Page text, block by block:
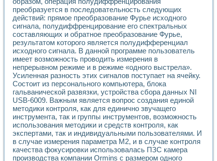
Применение LabVIEW для исследования течения в
Создание виртуальной работы «Изучение магнитных
Обратный маятник
Устройство для изучения основ интерфейсов обмена по
Лабораторный практикум: изучение адиабатического
Стенд для исследования электрических переходных
Система статистической обработки результатов
Автоматизация лазерно-плазменных измерений с
Модельно-измерительный комплекс. Назначение. Состав.
Использование технологий NATIONAL INSTRUMENTS
Учебный практикум "Спектральный и корреляционный
Учебный стенд для исследования принципа действия
Оборудование и программное обеспечение учебных
Виртуальный лабораторный практикум для изучения
Управление роботом ТУР-10 средствами LabVIEW
Аппаратно-программный комплекс для исследования
Автоматизированный дистанционный лабораторный
преобразуется в последовательность следующих
действий: прямое преобразование Фурье исходного
сигнала, полудиффренцирование его спектральных
составляющих и обратное преобразование Фурье,
результатом которого является полудифференциал
исходного сигнала. В данной программе пользователь
имеет возможность проводить измерения в
непрерывном режиме и в режиме «одного выстрела».
Усиленная разность этих сигналов поступает на ячейку.
Состоит из персонального компьютера, блока
гальванической развязки, устройства сбора данных NI
USB-6009. Важным является вопрос создания единой
методики контроля, как для единично звучащего
инструмента, так и группы инструментов, возможность
использования методики и средств контроля, как
экспертами, так и индивидуальными пользователями. И
в случае измерения параметра М2, и в случае контроля
качества фокусировки использовалась ПЗС камера
производства компании Ormins с размером одного